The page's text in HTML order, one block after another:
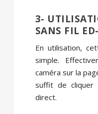
3-
SANS FIL
En utilisation,
simple.
caméra sur la
suffit de cliquer
direct.